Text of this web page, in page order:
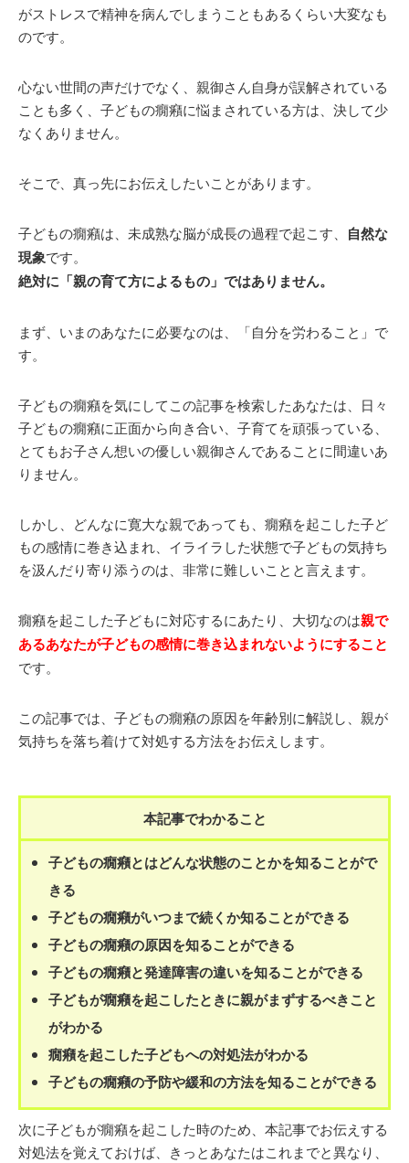
がストレスで精神を病んでしまうこともあるくらい大変なも
のです。
心ない世間の声だけでなく、親御さん自身が誤解されている
ことも多く、子どもの癇癪に悩まされている方は、決して少
なくありません。
そこで、真っ先にお伝えしたいことがあります。
子どもの癇癪は、未成熟な脳が成長の過程で起こす、 自然な
現象です。
絶対に「親の育て方によるもの」ではありません。
まず、いまのあなたに必要なのは、「自分を労わること」で
す。
子どもの癇癪を気にしてこの記事を検索したあなたは、日々
子どもの癇癪に正面から向き合い、子育てを頑張っている、
とてもお子さん想いの優しい親御さんであることに間違いあ
りません。
しかし、どんなに寛大な親であっても、癇癪を起こした子ど
もの感情に巻き込まれ、イライラした状態で子どもの気持ち
を汲んだり寄り添うのは、非常に難しいことと言えます。
癇癪を起こした子どもに対応するにあたり、大切なのは親で
あるあなたが子どもの感情に巻き込まれないようにすること
です。
この記事では、子どもの癇癪の原因を年齢別に解説し、親が
気持ちを落ち着けて対処する方法をお伝えします。
本記事でわかること
子どもの癇癪とはどんな状態のことかを知ることがで
きる
子どもの癇癪がいつまで続くか知ることができる
子どもの癇癪の原因を知ることができる
子どもの癇癪と発達障害の違いを知ることができる
子どもが癇癪を起こしたときに親がまずするべきこと
がわかる
癇癪を起こした子どもへの対処法がわかる
子どもの癇癪の予防や緩和の方法を知ることができる
次に子どもが癇癪を起こした時のため、本記事でお伝えする
対処法を覚えておけば、きっとあなたはこれまでと異なり、